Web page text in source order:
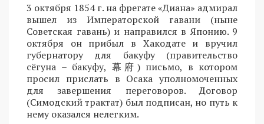
3 октября 1854 г. на фрегате «Диана» адмирал
вышел из Императорской гавани (ныне
Советская гавань) и направился в Японию. 9
октября он прибыл в Хакодате и вручил
губернатору для бакуфу (правительство
сёгуна – бакуфу, 幕府) письмо, в котором
просил прислать в Осака уполномоченных
для завершения переговоров. Договор
(Симодский трактат) был подписан, но путь к
нему оказался нелегким.